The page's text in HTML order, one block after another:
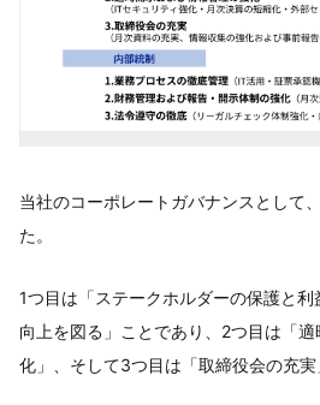
当社のコーポレートガバナンスとして
た。
1つ目は「ステークホルダーの保護と
向上を図る」ことであり、2つ目は「
化」、そして3つ目は「取締役会の充実